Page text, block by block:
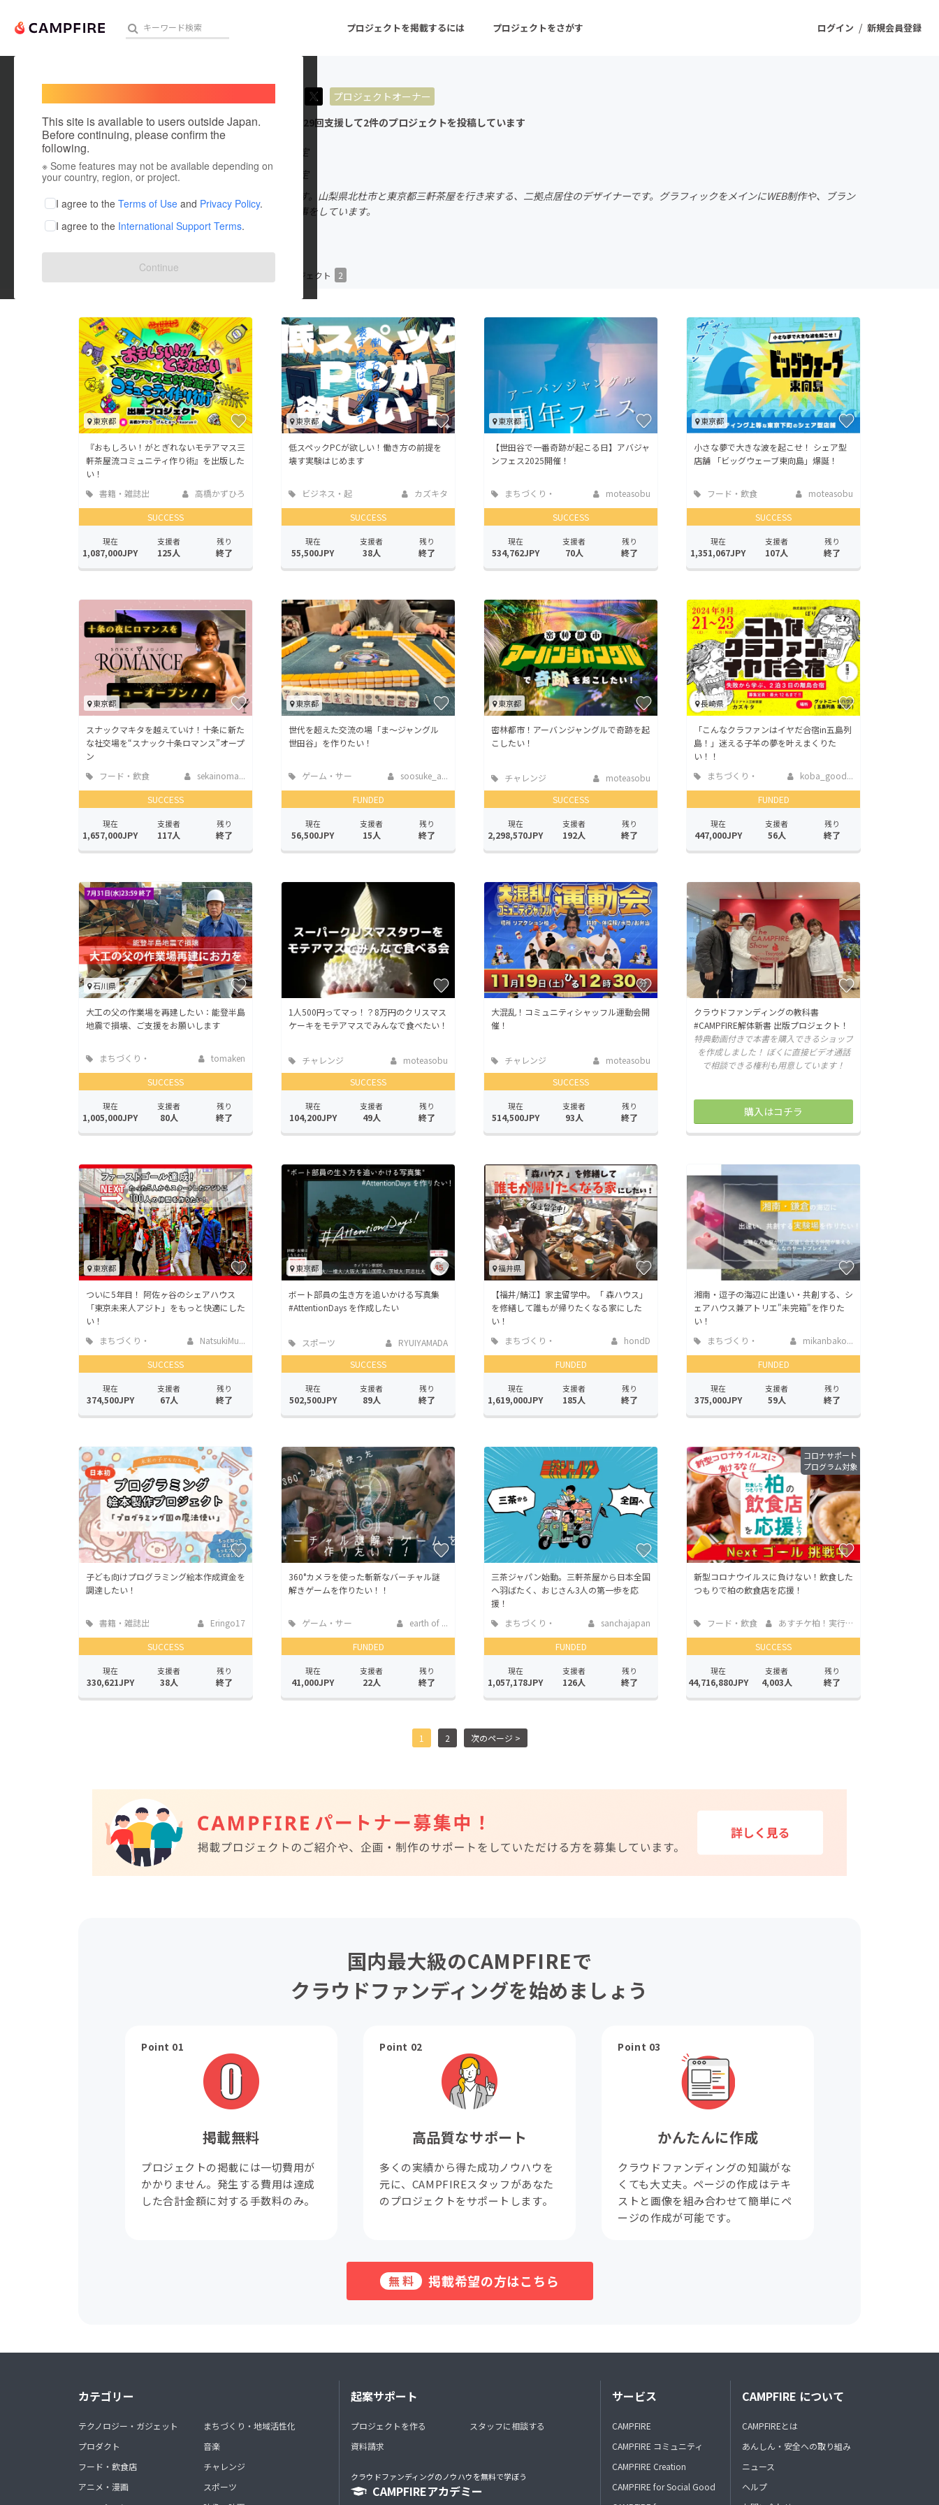
ログイン / 新規会員登録
プロジェクトを掲載するには プロジェクトをさがす
人気のプロジェクト 注目のリターン 注目の新着プロジェクト 募集終了が近いプロジェクト
アート・写真
テクノロジー・ガジェット
ゲーム・サービス開発 フード・飲食店
ファッション
映像・映画
ビジネス・起業
まちづくり・地域活性化
CAMPFIRE for Social Good
CAMPFIRE Creation
CAMPFIREふるさと納税
コミュニティ
This site is available to users outside Japan.
Before continuing, please confirm the
following.
※ Some features may not be available depending on
your country, region, or project.
I agree to the Terms of Use and Privacy Policy.
I agree to the International Support Terms.
Continue
プロジェクトオーナー
これまでに29回支援して2件のプロジェクトを投稿しています
在住国：未設定
出身国：未設定
ルカと言います。山梨県北杜市と東京都三軒茶屋を行き来する、二拠点居住のデザイナーです。グラフィックをメインにWEB制作や、ブラン
ディングの仕事をしています。
プロジェクト プロジェクト 2
東京都
『おもしろい！がとぎれないモテアマス三
軒茶屋流コミュニティ作り術』を出版した
い！
書籍・雑誌出
版
高橋かずひろ
SUCCESS
現在
1,087,000JPY
支援者
125人
残り
終了
東京都
低スペックPCが欲しい！働き方の前提を
壊す実験はじめます
ビジネス・起
業
カズキタ
SUCCESS
現在
55,500JPY
支援者
38人
残り
終了
東京都
【世田谷で一番奇跡が起こる日】アバジャ
ンフェス2025開催！
まちづくり・
地域活性化
moteasobu
SUCCESS
現在
534,762JPY
支援者
70人
残り
終了
東京都
小さな夢で大きな波を起こせ！ シェア型
店舗 「ビッグウェーブ東向島」爆誕！
フード・飲食
店
moteasobu
SUCCESS
現在
1,351,067JPY
支援者
107人
残り
終了
東京都
スナックマキタを越えていけ！十条に新た
な社交場を“スナック十条ロマンス”オープ
ン
フード・飲食
店
sekainoma...
SUCCESS
現在
1,657,000JPY
支援者
117人
残り
終了
東京都
世代を超えた交流の場「ま〜ジャングル
世田谷」を作りたい！
ゲーム・サー
ビス開発
soosuke_a...
FUNDED
現在
56,500JPY
支援者
15人
残り
終了
東京都
密林都市！アーバンジャングルで奇跡を起
こしたい！
チャレンジ
moteasobu
SUCCESS
現在
2,298,570JPY
支援者
192人
残り
終了
長崎県
「こんなクラファンはイヤだ合宿in五島列
島！」迷える子羊の夢を叶えまくりた
い！！
まちづくり・
地域活性化
koba_good...
FUNDED
現在
447,000JPY
支援者
56人
残り
終了
石川県
大工の父の作業場を再建したい：能登半島
地震で損壊、ご支援をお願いします
まちづくり・
地域活性化
tomaken
SUCCESS
現在
1,005,000JPY
支援者
80人
残り
終了
1人500円ってマっ！？8万円のクリスマス
ケーキをモテアマスでみんなで食べたい！
チャレンジ
moteasobu
SUCCESS
現在
104,200JPY
支援者
49人
残り
終了
大混乱！コミュニティシャッフル運動会開
催！
チャレンジ
moteasobu
SUCCESS
現在
514,500JPY
支援者
93人
残り
終了
クラウドファンディングの教科書
#CAMPFIRE解体新書 出版プロジェクト！
特典動画付きで本書を購入できるショップ
を作成しました！ ぼくに直接ビデオ通話
で相談できる権利も用意しています！
購入はコチラ
東京都
ついに5年目！ 阿佐ヶ谷のシェアハウス
「東京未来人アジト」をもっと快適にした
い！
まちづくり・
地域活性化
NatsukiMu...
SUCCESS
現在
374,500JPY
支援者
67人
残り
終了
東京都
ボート部員の生き方を追いかける写真集
#AttentionDays を作成したい
スポーツ
RYUIYAMADA
SUCCESS
現在
502,500JPY
支援者
89人
残り
終了
福井県
【福井/鯖江】家主留学中。「 森ハウス」
を修繕して誰もが帰りたくなる家にした
い！
まちづくり・
地域活性化
hondD
FUNDED
現在
1,619,000JPY
支援者
185人
残り
終了
湘南・逗子の海辺に出逢い・共創する、シ
ェアハウス兼アトリエ"未完箱"を作りた
い！
まちづくり・
地域活性化
mikanbako...
FUNDED
現在
375,000JPY
支援者
59人
残り
終了
子ども向けプログラミング絵本作成資金を
調達したい！
書籍・雑誌出
版
Eringo17
SUCCESS
現在
330,621JPY
支援者
38人
残り
終了
360°カメラを使った斬新なバーチャル謎
解きゲームを作りたい！！
ゲーム・サー
ビス開発
earth of ...
FUNDED
現在
41,000JPY
支援者
22人
残り
終了
三茶ジャパン始動。三軒茶屋から日本全国
へ羽ばたく、おじさん3人の第一歩を応
援！
まちづくり・
地域活性化
sanchajapan
FUNDED
現在
1,057,178JPY
支援者
126人
残り
終了
コロナサポート
プログラム対象
新型コロナウイルスに負けない！飲食した
つもりで柏の飲食店を応援！
フード・飲食
店
あすチケ柏！実行委員会
SUCCESS
現在
44,716,880JPY
支援者
4,003人
残り
終了
1 2 次のページ >
国内最大級のCAMPFIREで
クラウドファンディングを始めましょう
Point 01
掲載無料
プロジェクトの掲載には一切費用が
かかりません。発生する費用は達成
した合計金額に対する手数料のみ。
Point 02
高品質なサポート
多くの実績から得た成功ノウハウを
元に、CAMPFIREスタッフがあなた
のプロジェクトをサポートします。
Point 03
かんたんに作成
クラウドファンディングの知識がな
くても大丈夫。ページの作成はテキ
ストと画像を組み合わせて簡単にペ
ージの作成が可能です。
無料 掲載希望の方はこちら
カテゴリー
テクノロジー・ガジェット
プロダクト
フード・飲食店
アニメ・漫画
まちづくり・地域活性化
音楽
チャレンジ
スポーツ
起案サポート
プロジェクトを作る
資料請求
スタッフに相談する
クラウドファンディングのノウハウを無料で学ぼう
CAMPFIREアカデミー
サービス
CAMPFIRE
CAMPFIRE コミュニティ
CAMPFIRE Creation
CAMPFIRE for Social Good
CAMPFIRE について
CAMPFIREとは
あんしん・安全への取り組み
ニュース
ヘルプ